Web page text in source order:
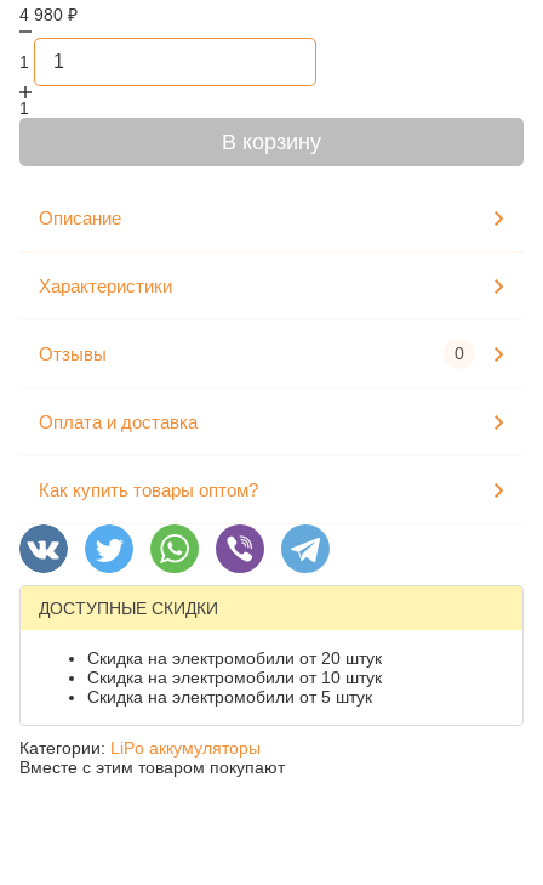
4 980 ₽
1
1
В корзину
Описание
Характеристики
Отзывы 0
Оплата и доставка
Как купить товары оптом?
ДОСТУПНЫЕ СКИДКИ
Скидка на электромобили от 20 штук
Скидка на электромобили от 10 штук
Скидка на электромобили от 5 штук
Категории: LiPo аккумуляторы
Вместе с этим товаром покупают